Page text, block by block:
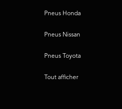
Pneus Honda
Pneus Nissan
Pneus Toyota
Tout afficher